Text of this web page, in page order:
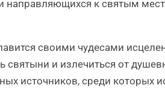
направляющихся к святым
своими чудесами
святыни и излечиться от
источников, среди которых